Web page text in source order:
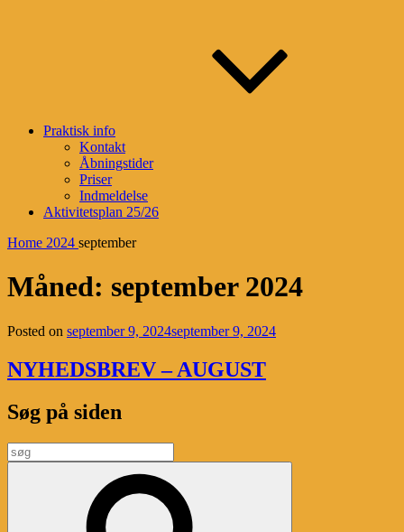
Praktisk info
Kontakt
Åbningstider
Priser
Indmeldelse
Aktivitetsplan 25/26
Home 2024 september
Måned: september 2024
Posted on september 9, 2024september 9, 2024
NYHEDSBREV – AUGUST
Søg på siden
Search
for: